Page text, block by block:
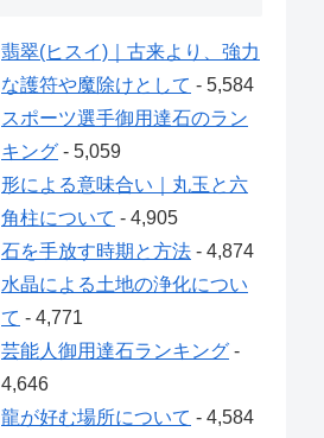
翡翠(ヒスイ)｜古来より、強力
な護符や魔除けとして - 5,584
スポーツ選手御用達石のラン
キング - 5,059
形による意味合い｜丸玉と六
角柱について - 4,905
石を手放す時期と方法 - 4,874
水晶による土地の浄化につい
て - 4,771
芸能人御用達石ランキング -
4,646
龍が好む場所について - 4,584